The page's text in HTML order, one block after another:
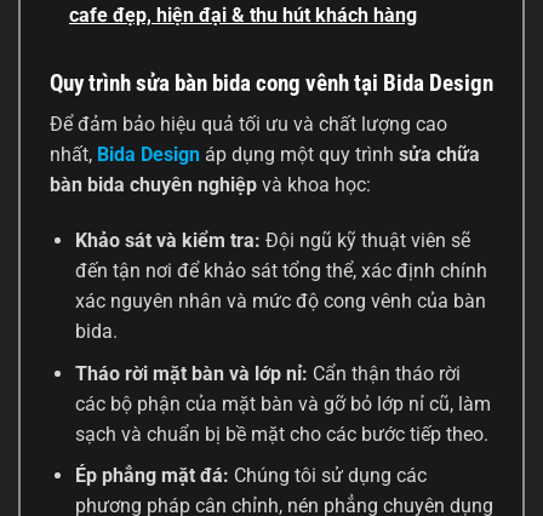
cafe đẹp, hiện đại & thu hút khách hàng
Quy trình sửa bàn bida cong vênh tại Bida Design
Để đảm bảo hiệu quả tối ưu và chất lượng cao
nhất, Bida Design áp dụng một quy trình sửa chữa
bàn bida chuyên nghiệp và khoa học:
Khảo sát và kiểm tra: Đội ngũ kỹ thuật viên sẽ
đến tận nơi để khảo sát tổng thể, xác định chính
xác nguyên nhân và mức độ cong vênh của bàn
bida.
Tháo rời mặt bàn và lớp nỉ: Cẩn thận tháo rời
các bộ phận của mặt bàn và gỡ bỏ lớp nỉ cũ, làm
sạch và chuẩn bị bề mặt cho các bước tiếp theo.
Ép phẳng mặt đá: Chúng tôi sử dụng các
phương pháp cân chỉnh, nén phẳng chuyên dụng